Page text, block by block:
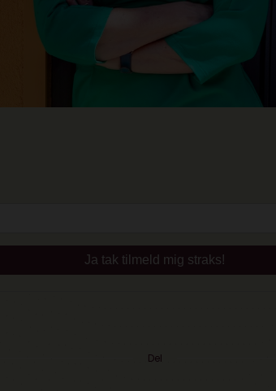
Del